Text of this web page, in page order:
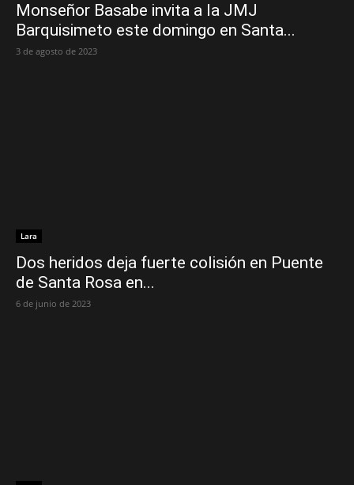
Monseñor Basabe invita a la JMJ
Barquisimeto este domingo en Santa...
3 de agosto de 2023
Lara
Dos heridos deja fuerte colisión en Puente
de Santa Rosa en...
6 de junio de 2023